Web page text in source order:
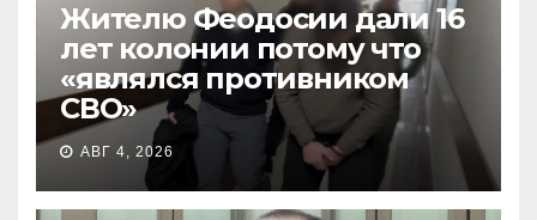
Жителю Феодосии дали 16
лет колонии потому что
«являлся противником
СВО»
АВГ 4, 2026